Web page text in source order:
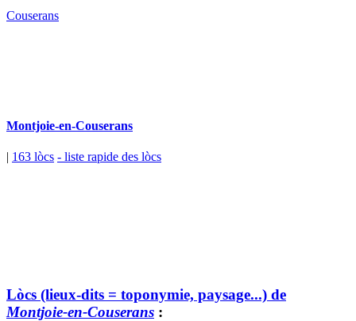
Couserans
Montjoie-en-Couserans
| 163 lòcs - liste rapide des lòcs
Lòcs (lieux-dits = toponymie, paysage...) de
Montjoie-en-Couserans :